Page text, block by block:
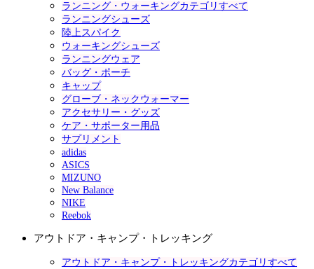
ランニング・ウォーキングカテゴリすべて
ランニングシューズ
陸上スパイク
ウォーキングシューズ
ランニングウェア
バッグ・ポーチ
キャップ
グローブ・ネックウォーマー
アクセサリー・グッズ
ケア・サポーター用品
サプリメント
adidas
ASICS
MIZUNO
New Balance
NIKE
Reebok
アウトドア・キャンプ・トレッキング
アウトドア・キャンプ・トレッキングカテゴリすべて